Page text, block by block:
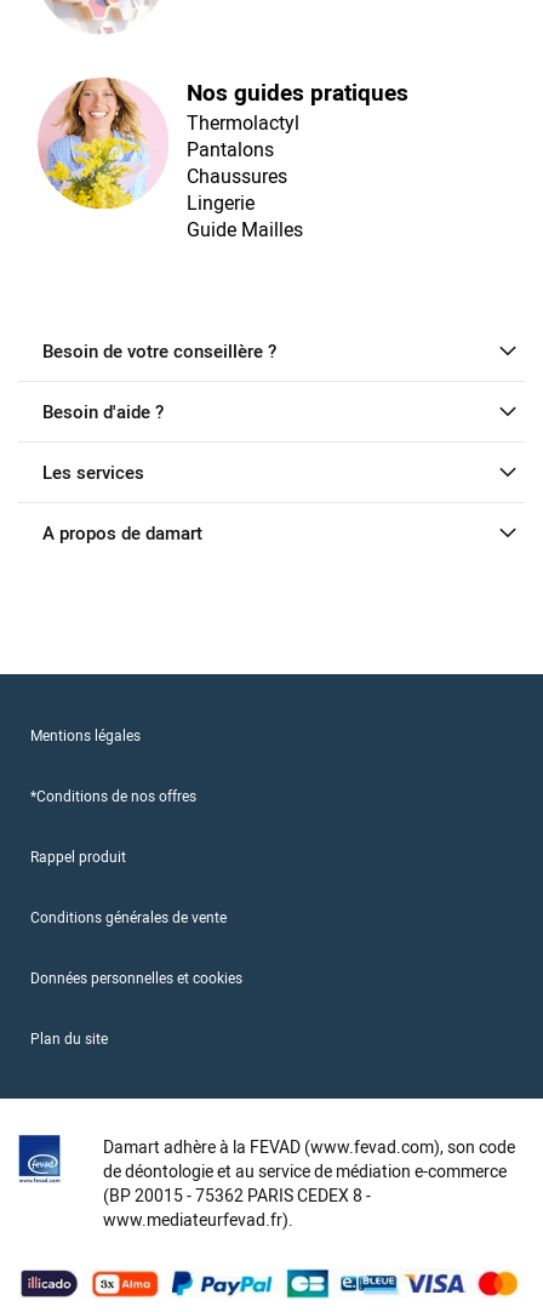
Nos guides pratiques
Thermolactyl
Pantalons
Chaussures
Lingerie
Guide Mailles
Besoin de votre conseillère ?
Besoin d'aide ?
Les services
A propos de damart
Mentions légales
*Conditions de nos offres
Rappel produit
Conditions générales de vente
Données personnelles et cookies
Plan du site
Damart adhère à la FEVAD (www.fevad.com), son code
de déontologie et au service de médiation e-commerce
(BP 20015 - 75362 PARIS CEDEX 8 -
www.mediateurfevad.fr).